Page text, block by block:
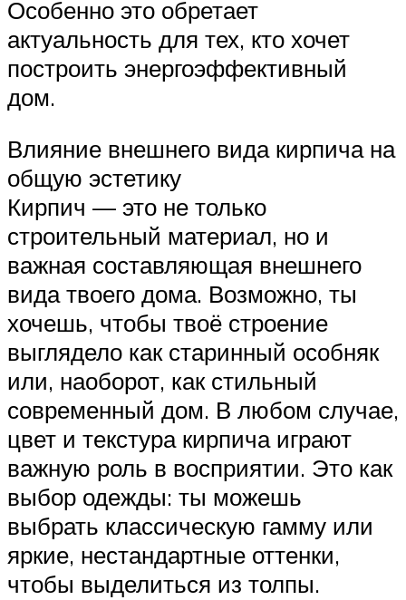
Особенно это обретает
актуальность для тех, кто хочет
построить энергоэффективный
дом.
Влияние внешнего вида кирпича на
общую эстетику
Кирпич — это не только
строительный материал, но и
важная составляющая внешнего
вида твоего дома. Возможно, ты
хочешь, чтобы твоё строение
выглядело как старинный особняк
или, наоборот, как стильный
современный дом. В любом случае,
цвет и текстура кирпича играют
важную роль в восприятии. Это как
выбор одежды: ты можешь
выбрать классическую гамму или
яркие, нестандартные оттенки,
чтобы выделиться из толпы.